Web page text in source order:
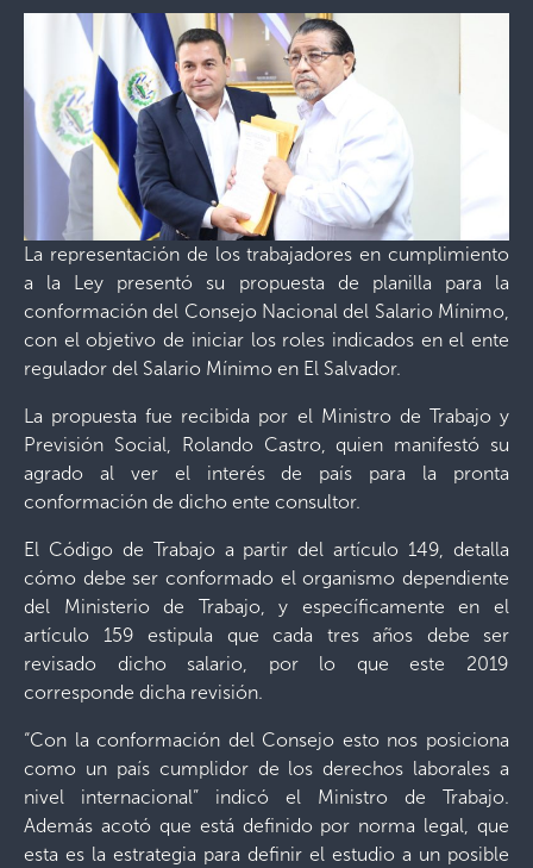
La representación de los trabajadores en cumplimiento
a la Ley presentó su propuesta de planilla para la
conformación del Consejo Nacional del Salario Mínimo,
con el objetivo de iniciar los roles indicados en el ente
regulador del Salario Mínimo en El Salvador.
La propuesta fue recibida por el Ministro de Trabajo y
Previsión Social, Rolando Castro, quien manifestó su
agrado al ver el interés de país para la pronta
conformación de dicho ente consultor.
El Código de Trabajo a partir del artículo 149, detalla
cómo debe ser conformado el organismo dependiente
del Ministerio de Trabajo, y específicamente en el
artículo 159 estipula que cada tres años debe ser
revisado dicho salario, por lo que este 2019
corresponde dicha revisión.
“Con la conformación del Consejo esto nos posiciona
como un país cumplidor de los derechos laborales a
nivel internacional” indicó el Ministro de Trabajo.
Además acotó que está definido por norma legal, que
esta es la estrategia para definir el estudio a un posible